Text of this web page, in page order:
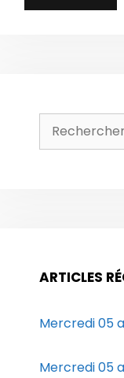
Rechercher :
ARTICLES
Mercredi 05
Mercredi 05